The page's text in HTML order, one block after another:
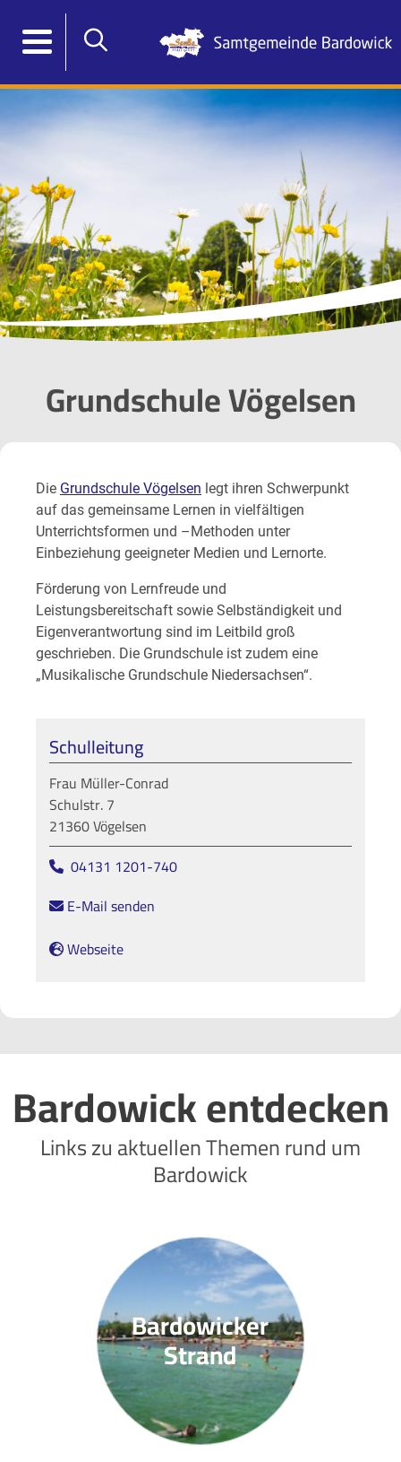
Grundschule Vögelsen
Die Grundschule Vögelsen legt ihren Schwerpunkt
auf das gemeinsame Lernen in vielfältigen
Unterrichtsformen und –Methoden unter
Einbeziehung geeigneter Medien und Lernorte.
Förderung von Lernfreude und
Leistungsbereitschaft sowie Selbständigkeit und
Eigenverantwortung sind im Leitbild groß
geschrieben. Die Grundschule ist zudem eine
„Musikalische Grundschule Niedersachsen“.
Schulleitung
Frau Müller-Conrad
Schulstr. 7
21360 Vögelsen
04131 1201-740
E-Mail senden
Webseite
Bardowick entdecken
Links zu aktuellen Themen rund um
Bardowick
Bardowicker
Strand